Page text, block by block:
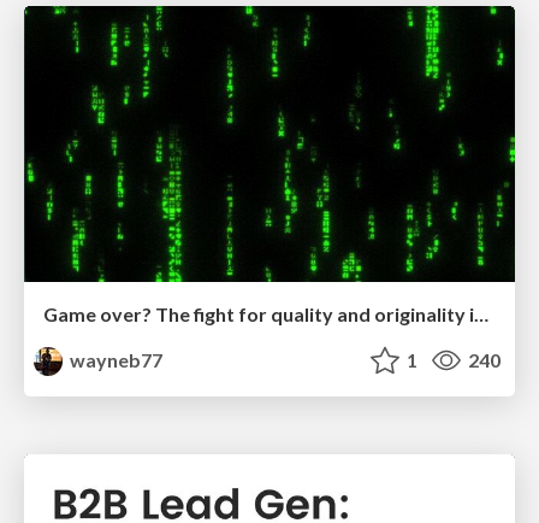
Game over? The fight for quality and originality in the time of robots
wayneb77
1 240